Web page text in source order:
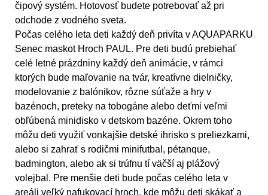
čipový systém. Hotovosť budete potrebovať až pri
odchode z vodného sveta.
Počas celého leta deti každý deň privíta v AQUAPARKU
Senec maskot Hroch PAUL. Pre deti budú prebiehať
celé letné prázdniny každý deň animácie, v rámci
ktorých bude maľovanie na tvár, kreatívne dielničky,
modelovanie z balónikov, rôzne súťaže a hry v
bazénoch, preteky na tobogáne alebo deťmi veľmi
obľúbená minidisko v detskom bazéne. Okrem toho
môžu deti využiť vonkajšie detské ihrisko s preliezkami,
alebo si zahrať s rodičmi minifutbal, pétanque,
badmington, alebo ak si trúfnu tí väčší aj plážový
volejbal. Pre menšie deti bude počas celého leta v
areáli veľký nafukovací hroch, kde môžu deti skákať a